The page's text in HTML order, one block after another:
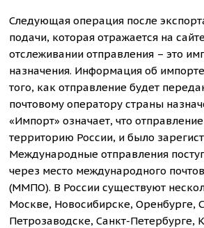
Следующая операция после
подачи, которая отражается на
отслеживании отправления – это
назначения. Информация об
того, как отправление будет
почтовому оператору страны
«Импорт» означает, что
территорию России, и было
Международные отправления
через место международного
(ММПО). В России существуют
Москве, Новосибирске, Оренбурге,
Петрозаводске, Санкт-Петербурге,